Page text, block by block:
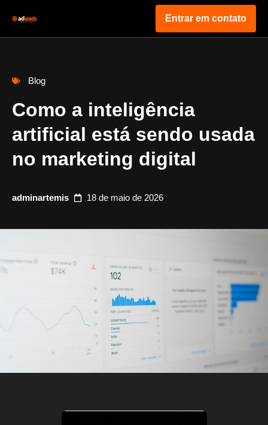
Entrar em contato
Blog
Como a inteligência
artificial está sendo usada
no marketing digital
adminartemis 18 de maio de 2026